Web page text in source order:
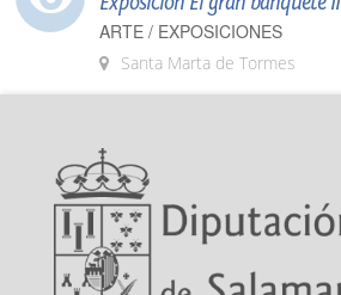
ARTE / EXPOSICIONES
Santa Marta de Tormes